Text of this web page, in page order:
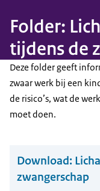
Folder:
tijdens de
Deze folder geeft
zwaar werk bij een
de risico’s, wat de
moet doen.
Download:
zwangerschap